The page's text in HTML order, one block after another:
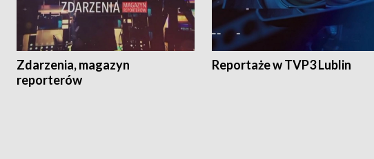
Zdarzenia, magazyn
reporterów
Reportaże w TVP3 Lublin